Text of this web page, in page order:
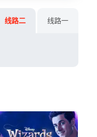
线路二 线路一